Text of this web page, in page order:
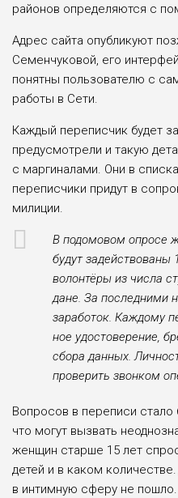
районов определя­ются с
Адрес сайта опубли­куют
Семенчуковой, его
понятны пользователю с
работы в Сети.
Каждый переписчик будет
предусмотрели и такую
с маргинала­ми. Они в
пе­реписчики придут в
милиции.
В подомовом опросе
будут задей­ствованы
волонтёры из чис­ла
дане. За послед­ними
заработок. Каж­дому
ное удостоверение,
сбора данных.
проверить звонком
Вопросов в перепи­си стало
что могут вызвать
женщин старше 15 лет
детей и в ка­ком
в интимную сферу не пошло.